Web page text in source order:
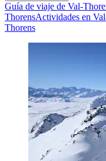
Guía de viaje de Val-
ThorensActividades en
Thorens